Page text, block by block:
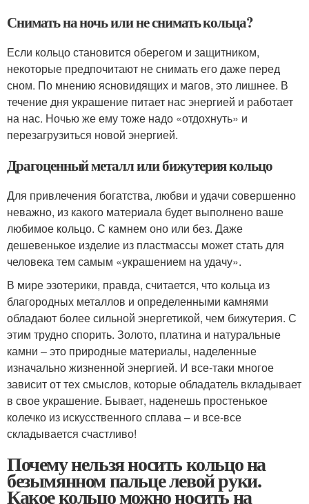
Снимать на ночь или не снимать кольца?
Если кольцо становится оберегом и защитником,
некоторые предпочитают не снимать его даже перед
сном. По мнению ясновидящих и магов, это лишнее. В
течение дня украшение питает нас энергией и работает
на нас. Ночью же ему тоже надо «отдохнуть» и
перезагрузиться новой энергией.
Драгоценный металл или бижутерия кольцо
Для привлечения богатства, любви и удачи совершенно
неважно, из какого материала будет выполнено ваше
любимое кольцо. С камнем оно или без. Даже
дешевенькое изделие из пластмассы может стать для
человека тем самым «украшением на удачу».
В мире эзотерики, правда, считается, что кольца из
благородных металлов и определенными камнями
обладают более сильной энергетикой, чем бижутерия. С
этим трудно спорить. Золото, платина и натуральные
камни – это природные материалы, наделенные
изначально жизненной энергией. И все-таки многое
зависит от тех смыслов, которые обладатель вкладывает
в свое украшение. Бывает, наденешь простенькое
колечко из искусственного сплава – и все-все
складывается счастливо!
Почему нельзя носить кольцо на
безымянном пальце левой руки.
Какое кольцо можно носить на